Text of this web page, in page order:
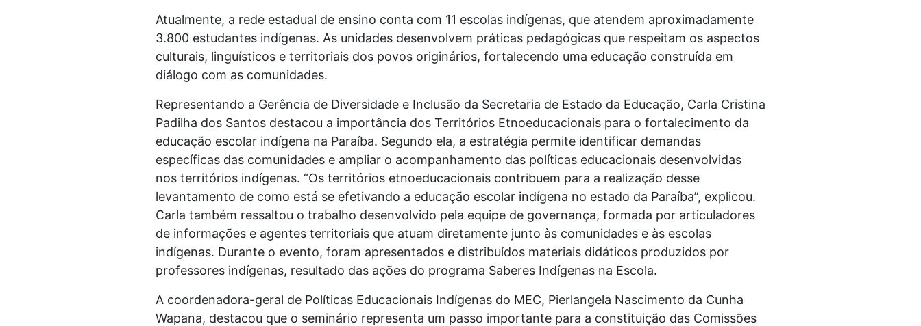
Atualmente, a rede estadual de ensino conta com 11 escolas indígenas, que atendem aproximadamente
3.800 estudantes indígenas. As unidades desenvolvem práticas pedagógicas que respeitam os aspectos
culturais, linguísticos e territoriais dos povos originários, fortalecendo uma educação construída em
diálogo com as comunidades.
Representando a Gerência de Diversidade e Inclusão da Secretaria de Estado da Educação, Carla Cristina
Padilha dos Santos destacou a importância dos Territórios Etnoeducacionais para o fortalecimento da
educação escolar indígena na Paraíba. Segundo ela, a estratégia permite identificar demandas
específicas das comunidades e ampliar o acompanhamento das políticas educacionais desenvolvidas
nos territórios indígenas. “Os territórios etnoeducacionais contribuem para a realização desse
levantamento de como está se efetivando a educação escolar indígena no estado da Paraíba”, explicou.
Carla também ressaltou o trabalho desenvolvido pela equipe de governança, formada por articuladores
de informações e agentes territoriais que atuam diretamente junto às comunidades e às escolas
indígenas. Durante o evento, foram apresentados e distribuídos materiais didáticos produzidos por
professores indígenas, resultado das ações do programa Saberes Indígenas na Escola.
A coordenadora-geral de Políticas Educacionais Indígenas do MEC, Pierlangela Nascimento da Cunha
Wapana, destacou que o seminário representa um passo importante para a constituição das Comissões